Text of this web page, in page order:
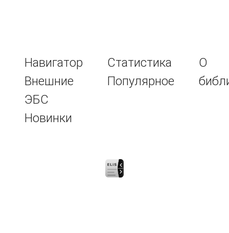
Навигатор
Внешние
ЭБС
Новинки
Статистика
Популярное
О